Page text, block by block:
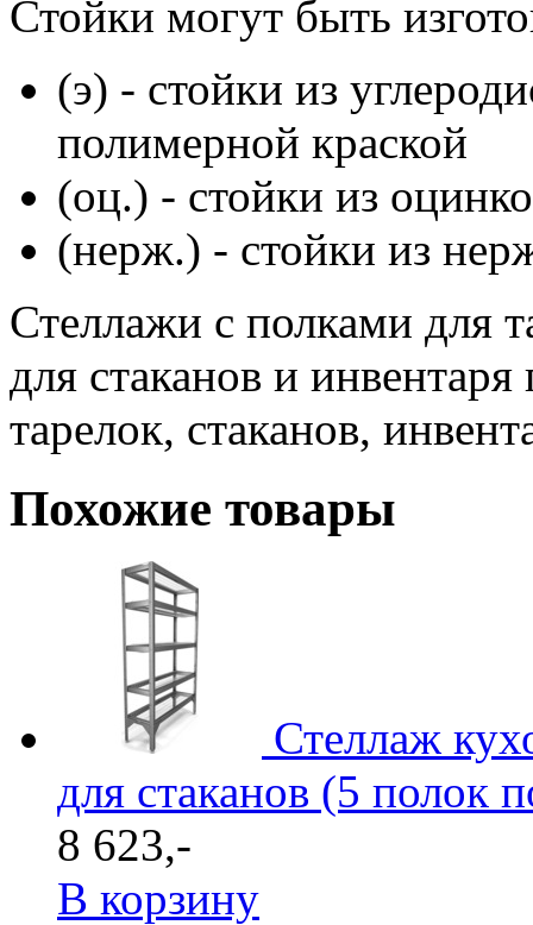
Стойки могут быть
(э) - стойки из
полимерной краской
(оц.) - стойки из
(нерж.) - стойки из
Стеллажи с полками для
для стаканов и
тарелок, стаканов,
Похожие товары
Стеллаж
для стаканов (5 полок
8 623,-
В корзину